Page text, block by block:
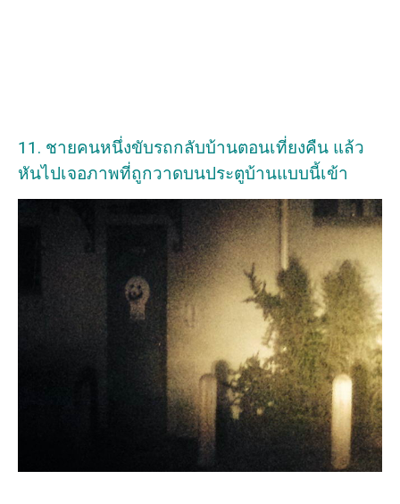
11. ชายคนหนึ่งขับรถกลับบ้านตอนเที่ยงคืน แล้ว
หันไปเจอภาพที่ถูกวาดบนประตูบ้านแบบนี้เข้า